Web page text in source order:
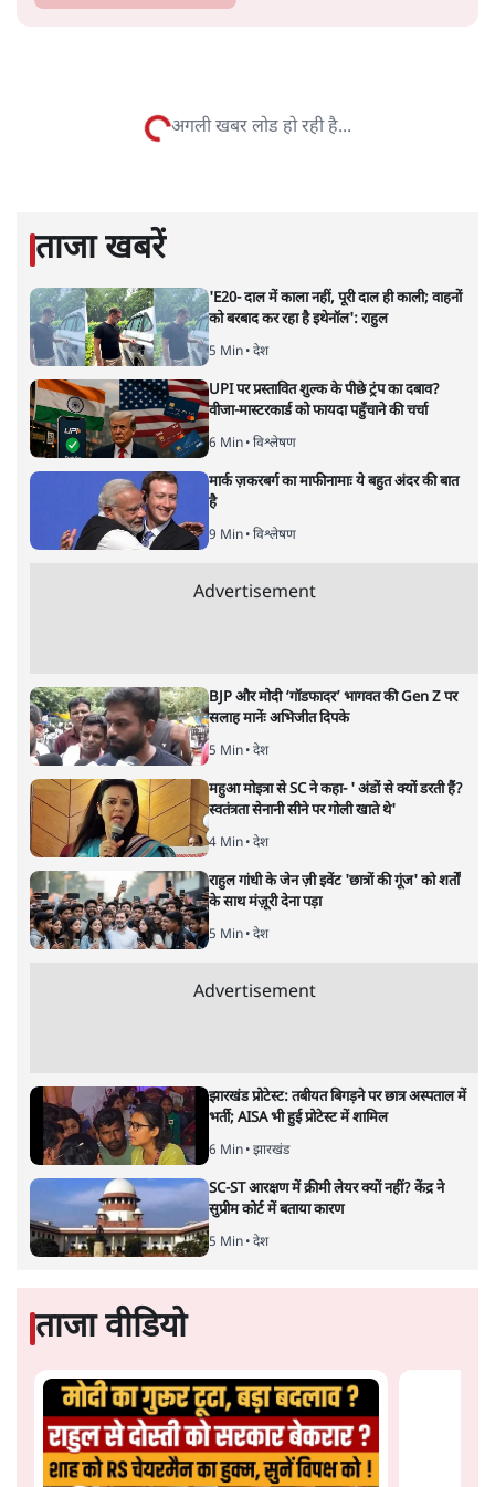
विश्लेषणात्मक और मानवीय स्वरों में से एक हैं। शिक्षा, समाज,
नतीजों पर परदे डालता घोषणा प्रधान
बजट!
यह बजट नीतिगत नतीजों से ज़्यादा घोषणाओं पर टिका क्यों दिखता
है? आंकड़ों, ज़मीनी हकीकत और वादों के बीच घोषणा-प्रधान बजट
की आलोचनात्मक पड़ताल।
केंद्रीय वित्तमंत्री निर्मला सीतारमण द्वारासंसद में प्रस्तुत साल
2026—27 का केंद्रीय बजट बीजेपी और प्रधानमंत्री नरेंद्र मोदी
द्वारा साल 2014 में जारी घोषणा पत्र की तरह वायदों का पुलिंदा
है। बजट में अधिकांश योजनाओं का साल—दो साल में तो
होना है। इसी तरह रोजगार संवर्धन के दावे वाली पर्यटन सुविधाओं
के विस्तार एवं उनके लिए टूरिस्ट गाइड आदि के प्रशिक्षण एवं पैरा
मेडिकल सेवाओं के लिए प्रशिक्षण सुविधाओं की स्थापना अथवा
विस्तार एवं क्लाउड कंप्यूटिंग नेटवर्क के विस्तार के लिए स्वदेशी
डेटा सेंटरों की स्थापना संबंधी घोषणाओं के लागू होने में लंबा समय
लगने की आशंका है।
बजट की अधिकतर घोषणा अर्थव्यवस्था में दूरगामी परिवर्तनों की
नीयत से की गई हैं जिनसे अगले वित्तवर्ष में तो कोई रोजगार बढ़ने
नहीं दिखती। इनमें से ज्यादातर की घोषणा साल 2029 के आम
चुनाव के मद्देनजर की गई प्रतीत हो रही है। शायद इसीलिए बजट
की प्रमुख घोषणाओं पर जोर देने के बजाय प्रधानमंत्री नरेंद्र मोदी
को अपनी बजट प्रतिक्रिया में देश की पहली महिला वित्तमंत्री द्वारा